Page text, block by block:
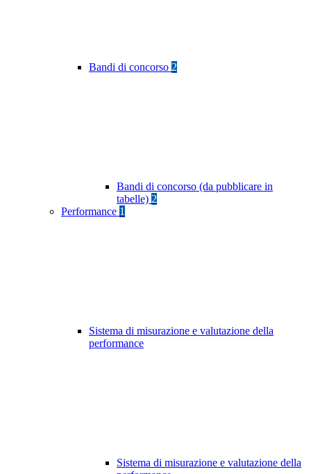
Bandi di concorso 2
Bandi di concorso (da pubblicare in
tabelle) 2
Performance 1
Sistema di misurazione e valutazione della
performance
Sistema di misurazione e valutazione della